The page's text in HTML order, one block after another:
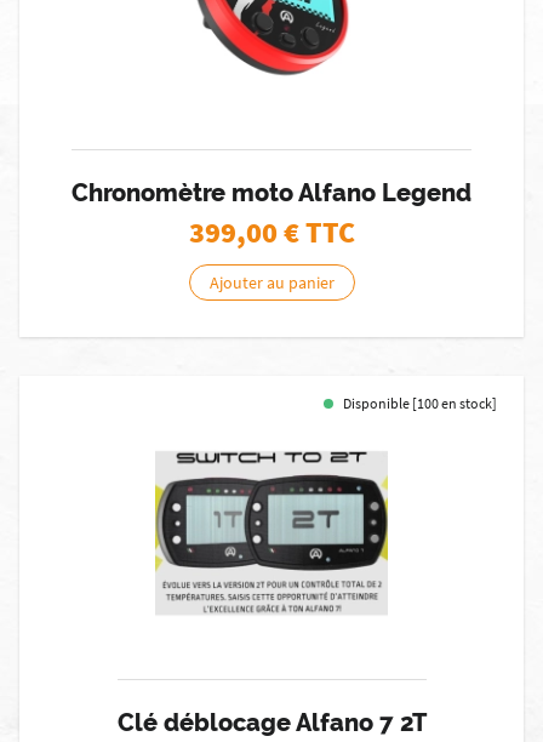
Chronomètre moto Alfano Legend
399,00€ TTC
Ajouter au panier
Disponible [100 en stock]
Clé déblocage Alfano 7 2T